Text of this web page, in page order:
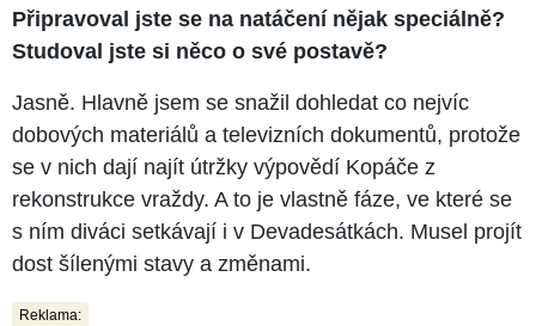
Připravoval jste se na natáčení nějak speciálně?
Studoval jste si něco o své postavě?
Jasně. Hlavně jsem se snažil dohledat co nejvíc
dobových materiálů a televizních dokumentů, protože
se v nich dají najít útržky výpovědí Kopáče z
rekonstrukce vraždy. A to je vlastně fáze, ve které se
s ním diváci setkávají i v Devadesátkách. Musel projít
dost šílenými stavy a změnami.
Reklama: